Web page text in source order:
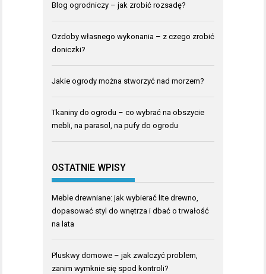
Blog ogrodniczy – jak zrobić rozsadę?
Ozdoby własnego wykonania – z czego zrobić
doniczki?
Jakie ogrody można stworzyć nad morzem?
Tkaniny do ogrodu – co wybrać na obszycie
mebli, na parasol, na pufy do ogrodu
OSTATNIE WPISY
Meble drewniane: jak wybierać lite drewno,
dopasować styl do wnętrza i dbać o trwałość
na lata
Pluskwy domowe – jak zwalczyć problem,
zanim wymknie się spod kontroli?